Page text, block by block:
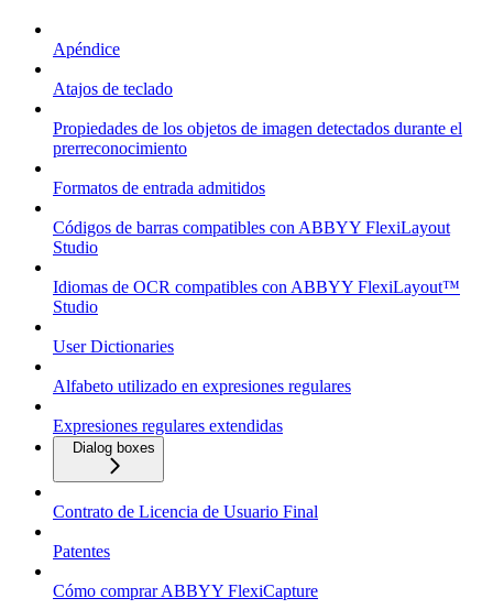
Apéndice
Atajos de teclado
Propiedades de los objetos de imagen detectados durante el
prerreconocimiento
Formatos de entrada admitidos
Códigos de barras compatibles con ABBYY FlexiLayout
Studio
Idiomas de OCR compatibles con ABBYY FlexiLayout™
Studio
User Dictionaries
Alfabeto utilizado en expresiones regulares
Expresiones regulares extendidas
Dialog boxes
Contrato de Licencia de Usuario Final
Patentes
Cómo comprar ABBYY FlexiCapture